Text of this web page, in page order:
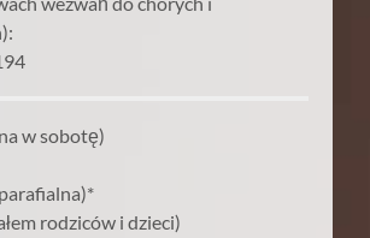
w sobotę)
rodziców i dzieci)